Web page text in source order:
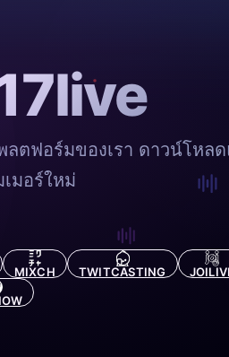
ตฟอร์มของเรา ดาวน์โหลด
มอร์ใหม่
MIXCH TWITCASTING